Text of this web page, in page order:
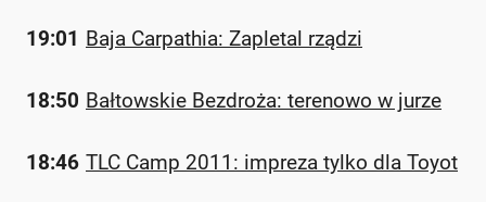
19:01 Baja Carpathia: Zapletal rządzi
18:50 Bałtowskie Bezdroża: terenowo w jurze
18:46 TLC Camp 2011: impreza tylko dla Toyot